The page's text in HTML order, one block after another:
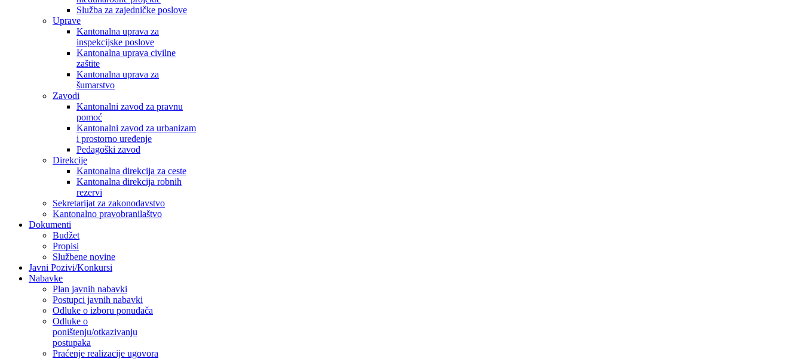
Služba za zajedničke poslove
Uprave
Kantonalna uprava za
inspekcijske poslove
Kantonalna uprava civilne
zaštite
Kantonalna uprava za
šumarstvo
Zavodi
Kantonalni zavod za pravnu
pomoć
Kantonalni zavod za urbanizam
i prostorno uređenje
Pedagoški zavod
Direkcije
Kantonalna direkcija za ceste
Kantonalna direkcija robnih
rezervi
Sekretarijat za zakonodavstvo
Kantonalno pravobranilaštvo
Dokumenti
Budžet
Propisi
Službene novine
Javni Pozivi/Konkursi
Nabavke
Plan javnih nabavki
Postupci javnih nabavki
Odluke o izboru ponuđača
Odluke o
poništenju/otkazivanju
postupaka
Praćenje realizacije ugovora